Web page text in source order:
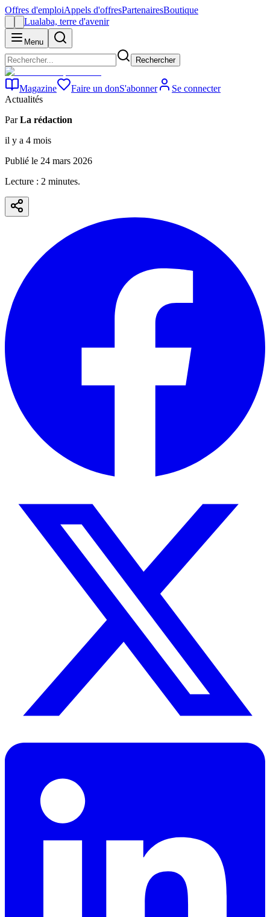
Offres d'emploiAppels d'offresPartenairesBoutique
Lualaba, terre d'avenir
Menu
Rechercher
Magazine Faire un donS'abonner
Se connecter
Actualités
Par La rédaction
il y a 4 mois
Publié le 24 mars 2026
Lecture : 2 minutes.